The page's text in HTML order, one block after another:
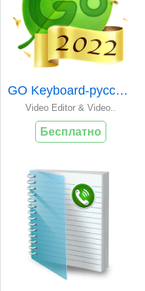
GO Keyboard-русски..
Video Editor & Video..
Бесплатно